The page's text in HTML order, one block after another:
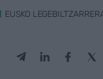
EUSKO